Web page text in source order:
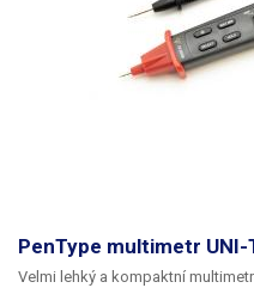
U měřících přístrojů
kalibrovat tyto veličiny)
Stejnosměrný proud, Střídavý
Odpor, Kapacita, Indukčnost.
PenType multimetr UNI-
Velmi lehký a kompaktní